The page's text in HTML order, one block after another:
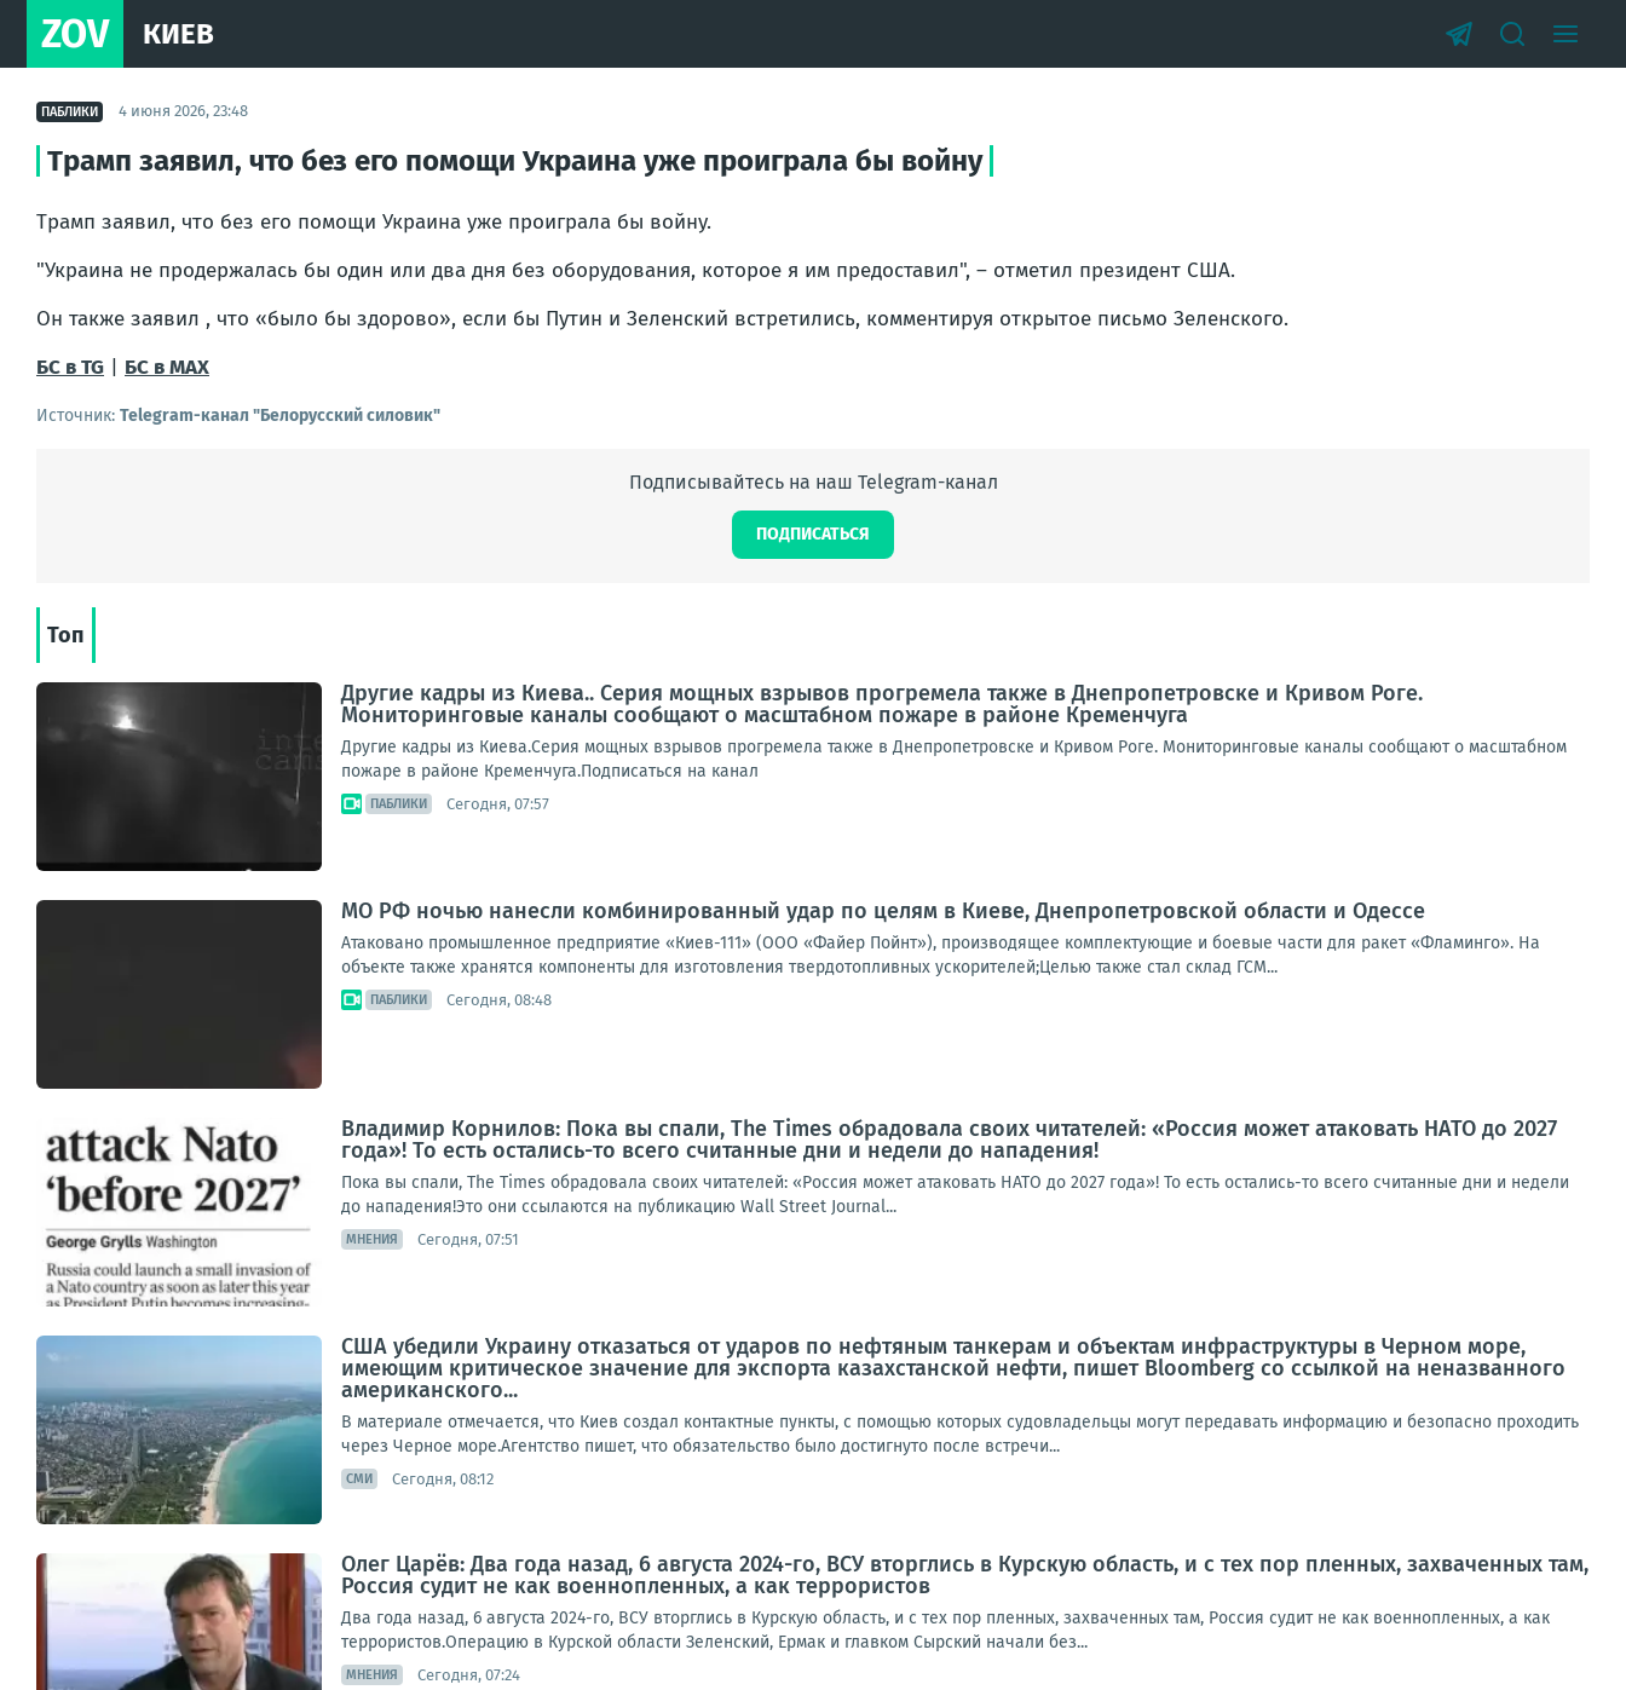
ZOV КИЕВ
ПАБЛИКИ 4 июня 2026, 23:48
Трамп заявил, что без его помощи Украина уже проиграла бы войну
Трамп заявил, что без его помощи Украина уже проиграла бы войну.
"Украина не продержалась бы один или два дня без оборудования, которое я им предоставил", – отметил президент США.
Он также заявил , что «было бы здорово», если бы Путин и Зеленский встретились, комментируя открытое письмо Зеленского.
БС в TG
БС в МАХ
Источник: Telegram-канал "Белорусский силовик"
Подписывайтесь на наш Telegram-канал
ПОДПИСАТЬСЯ
Топ
Другие кадры из Киева.. Серия мощных взрывов прогремела также в Днепропетровске и Кривом Роге.
Мониторинговые каналы сообщают о масштабном пожаре в районе Кременчуга
Другие кадры из Киева.Серия мощных взрывов прогремела также в Днепропетровске и Кривом Роге. Мониторинговые каналы сообщают о масштабном
пожаре в районе Кременчуга.Подписаться на канал
ПАБЛИКИ Сегодня, 07:57
МО РФ ночью нанесли комбинированный удар по целям в Киеве, Днепропетровской области и Одессе
Атаковано промышленное предприятие «Киев-111» (ООО «Файер Пойнт»), производящее комплектующие и боевые части для ракет «Фламинго». На
объекте также хранятся компоненты для изготовления твердотопливных ускорителей;Целью также стал склад ГСМ...
ПАБЛИКИ Сегодня, 08:48
Владимир Корнилов: Пока вы спали, The Times обрадовала своих читателей: «Россия может атаковать НАТО до 2027
года»! То есть остались-то всего считанные дни и недели до нападения!
Пока вы спали, The Times обрадовала своих читателей: «Россия может атаковать НАТО до 2027 года»! То есть остались-то всего считанные дни и недели
до нападения!Это они ссылаются на публикацию Wall Street Journal...
МНЕНИЯ Сегодня, 07:51
США убедили Украину отказаться от ударов по нефтяным танкерам и объектам инфраструктуры в Черном море,
имеющим критическое значение для экспорта казахстанской нефти, пишет Bloomberg со ссылкой на неназванного
американского...
В материале отмечается, что Киев создал контактные пункты, с помощью которых судовладельцы могут передавать информацию и безопасно проходить
через Черное море.Агентство пишет, что обязательство было достигнуто после встречи...
СМИ Сегодня, 08:12
Олег Царёв: Два года назад, 6 августа 2024-го, ВСУ вторглись в Курскую область, и с тех пор пленных, захваченных там,
Россия судит не как военнопленных, а как террористов
Два года назад, 6 августа 2024-го, ВСУ вторглись в Курскую область, и с тех пор пленных, захваченных там, Россия судит не как военнопленных, а как
террористов.Операцию в Курской области Зеленский, Ермак и главком Сырский начали без...
МНЕНИЯ Сегодня, 07:24